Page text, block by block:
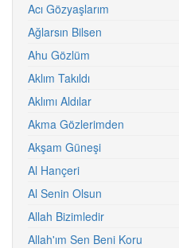
Acı Gözyaşlarım
Ağlarsın Bilsen
Ahu Gözlüm
Aklım Takıldı
Aklımı Aldılar
Akma Gözlerimden
Akşam Güneşi
Al Hançeri
Al Senin Olsun
Allah Bizimledir
Allah'ım Sen Beni Koru